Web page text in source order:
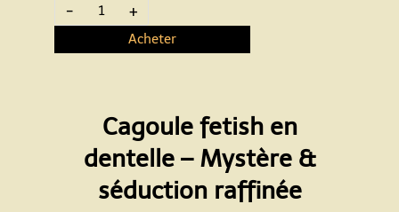
- +
Acheter
Cagoule fetish en
dentelle – Mystère &
séduction raffinée